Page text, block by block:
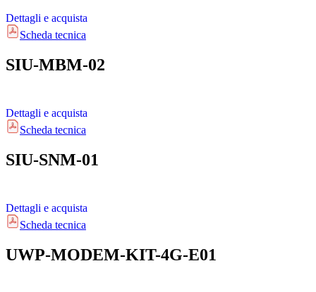
Dettagli e acquista
Scheda tecnica
SIU-MBM-02
Dettagli e acquista
Scheda tecnica
SIU-SNM-01
Dettagli e acquista
Scheda tecnica
UWP-MODEM-KIT-4G-E01